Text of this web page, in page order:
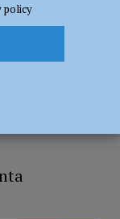
grave
policy